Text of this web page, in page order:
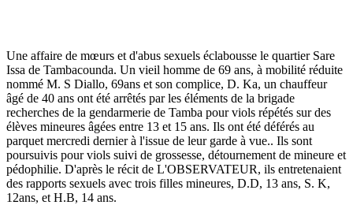
Une affaire de mœurs et d'abus sexuels éclabousse le quartier Sare
Issa de Tambacounda. Un vieil homme de 69 ans, à mobilité réduite
nommé M. S Diallo, 69ans et son complice, D. Ka, un chauffeur
âgé de 40 ans ont été arrêtés par les éléments de la brigade
recherches de la gendarmerie de Tamba pour viols répétés sur des
élèves mineures âgées entre 13 et 15 ans. Ils ont été déférés au
parquet mercredi dernier à l'issue de leur garde à vue.. Ils sont
poursuivis pour viols suivi de grossesse, détournement de mineure et
pédophilie. D'après le récit de L'OBSERVATEUR, ils entretenaient
des rapports sexuels avec trois filles mineures, D.D, 13 ans, S. K,
12ans, et H.B, 14 ans.